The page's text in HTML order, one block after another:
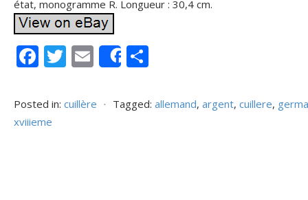
état, monogramme R. Longueur : 30,4 cm.
F
e
b
T
itt
E
ai
Share
ta
Posted in: cuillère ⋅ Tagged: allemand, argent, cuillere,
xviiieme